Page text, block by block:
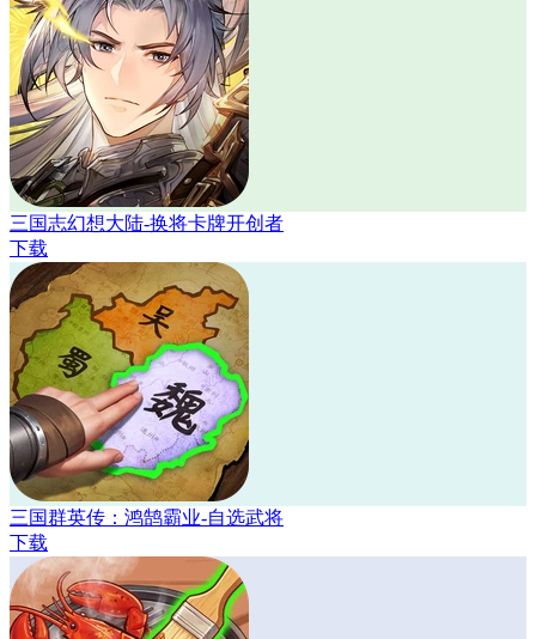
三国志幻想大陆-换将卡牌开创者
下载
三国群英传：鸿鹄霸业-自选武将
下载